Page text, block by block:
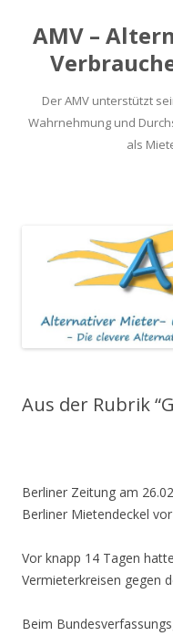
AMV –
Der AMV unterstützt
Wahrnehmung und
als
Aus der Rubrik
Berliner Zeitung am
Berliner Mietendeckel
Vor knapp 14 Tagen
Vermieterkreisen gegen
Beim